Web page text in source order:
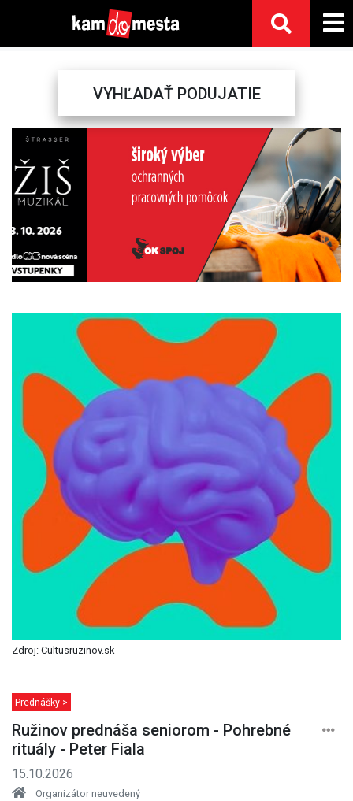
VYHĽADAŤ PODUJATIE
Next
Zdroj: Cultusruzinov.sk
Prednášky >
Ružinov prednáša seniorom - Pohrebné
rituály - Peter Fiala
15.10.2026
Organizátor neuvedený